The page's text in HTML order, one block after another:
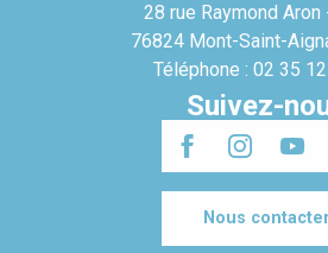
28 rue Raymond Aron
76824 Mont-Saint-
Téléphone : 02 35
Suivez-
Nous